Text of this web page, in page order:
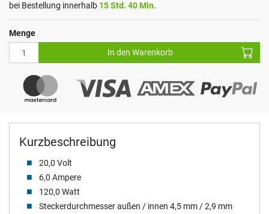
Kurzbeschreibung
20,0 Volt
6,0 Ampere
120,0 Watt
Steckerdurchmesser außen / innen 4,5 mm / 2,9 mm
bei Bestellung innerhalb 15 Std. 40 Min.
Menge
In den Warenkorb